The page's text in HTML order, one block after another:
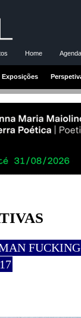
Home
Exposições